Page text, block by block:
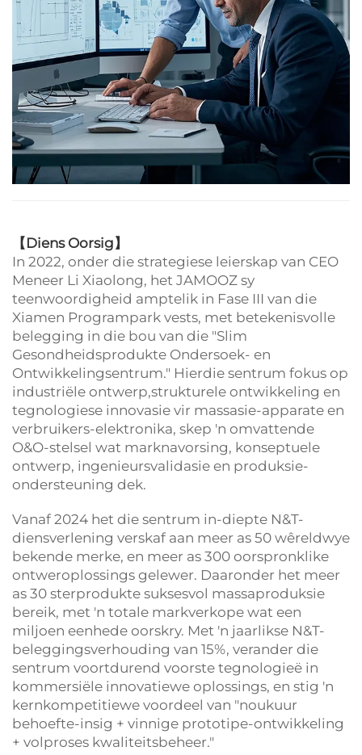
【Diens Oorsig】
In 2022, onder die strategiese leierskap van CEO
Meneer Li Xiaolong, het JAMOOZ sy
teenwoordigheid amptelik in Fase III van die
Xiamen Programpark vests, met betekenisvolle
belegging in die bou van die "Slim
Gesondheidsprodukte Ondersoek- en
Ontwikkelingsentrum." Hierdie sentrum fokus op
industriële ontwerp,strukturele ontwikkeling en
tegnologiese innovasie vir massasie-apparate en
verbruikers-elektronika, skep 'n omvattende
O&O-stelsel wat marknavorsing, konseptuele
ontwerp, ingenieursvalidasie en produksie-
ondersteuning dek.
Vanaf 2024 het die sentrum in-diepte N&T-
diensverlening verskaf aan meer as 50 wêreldwye
bekende merke, en meer as 300 oorspronklike
ontweroplossings gelewer. Daaronder het meer
as 30 sterprodukte suksesvol massaproduksie
bereik, met 'n totale markverkope wat een
miljoen eenhede oorskry. Met 'n jaarlikse N&T-
beleggingsverhouding van 15%, verander die
sentrum voortdurend voorste tegnologieë in
kommersiële innovatiewe oplossings, en stig 'n
kernkompetitiewe voordeel van "noukuur
behoefte-insig + vinnige prototipe-ontwikkeling
+ volproses kwaliteitsbeheer."